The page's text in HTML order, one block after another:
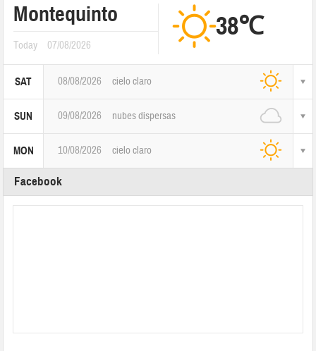
Montequinto
Today 07/08/2026
38℃
SAT 08/08/2026 cielo claro
SUN 09/08/2026 nubes dispersas
MON 10/08/2026 cielo claro
Facebook